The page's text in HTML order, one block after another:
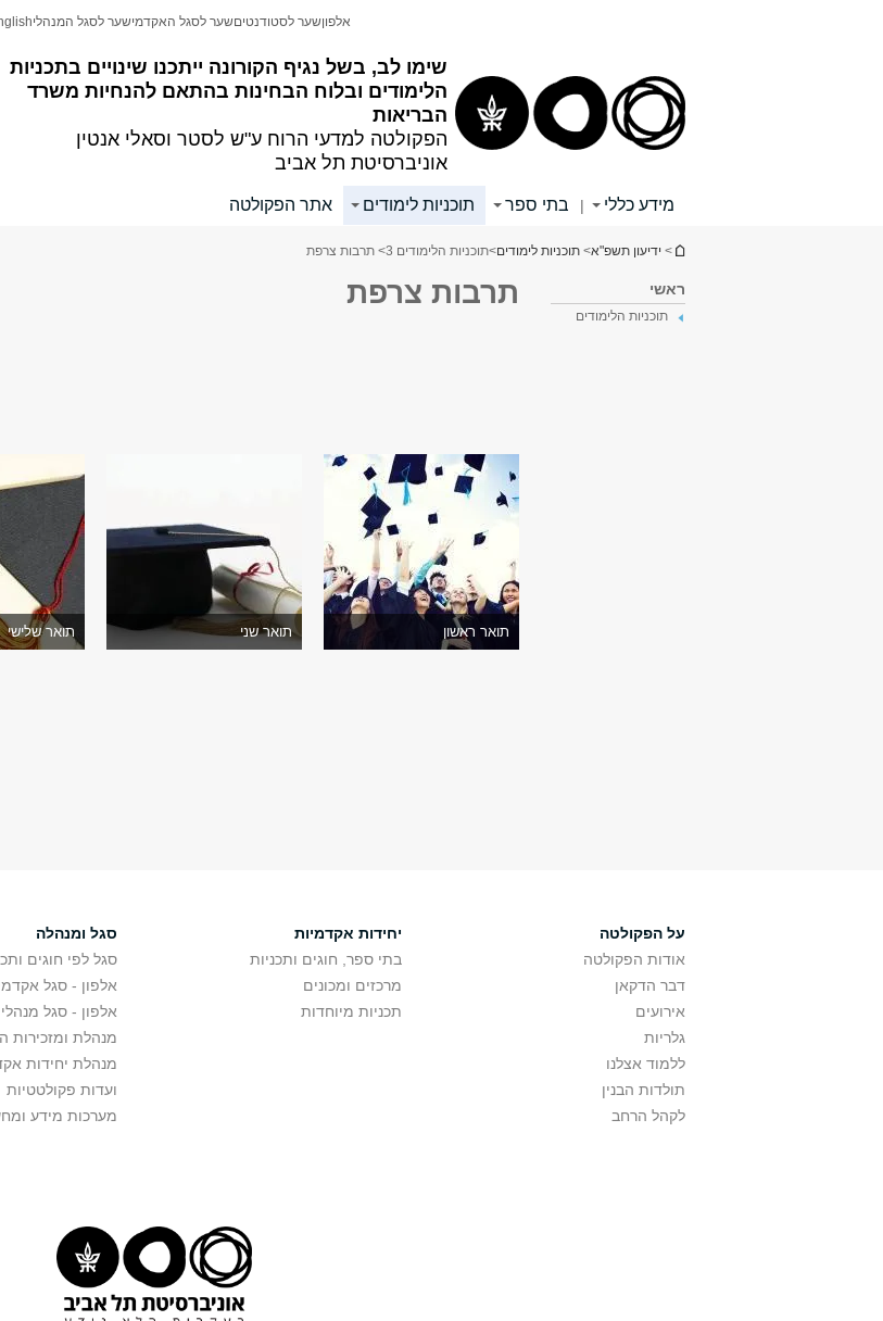
שימו לב, בשל נגיף הקורונה ייתכנו שינויים בתכניות
הלימודים ובלוח הבחינות בהתאם להנחיות משרד
הבריאות
הפקולטה למדעי הרוח ע"ש לסטר וסאלי אנטין
אוניברסיטת תל אביב
אלפוןשער לסטודנטיםשער לסגל האקדמישער לסגל המנהלי
מידע כללי | בתי ספר תוכניות לימודים אתר הפקולטה
הינך נמצא כאן
> ידיעון תשפ"א> תוכניות לימודים>תוכניות הלימודים 3 > תרבות צרפת
ראשי
תוכניות הלימודים
תרבות צרפת
תואר ראשון תואר שני תואר שלישי
על הפקולטה
אודות הפקולטה
דבר הדקאן
אירועים
גלריות
ללמוד אצלנו
תולדות הבנין
לקהל הרחב
יחידות אקדמיות
בתי ספר, חוגים ותכניות
מרכזים ומכונים
תכניות מיוחדות
סגל ומנהלה
סגל לפי חוגים
אלפון - סגל
אלפון - סגל מנהלי
מנהלת ומזכירות
מנהלת יחידות
ועדות פקולטטיות
מערכות מידע